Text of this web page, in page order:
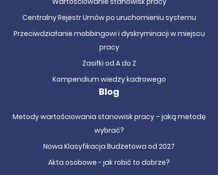
Centralny Rejestr Umów po uruchomieniu systemu
Przeciwdziałanie mobbingowi i dyskryminacji w miejscu
pracy
Zasiłki od A do Z
Kompendium wiedzy kadrowego
Blog
Metody wartościowania stanowisk pracy – jaką metodę
wybrać?
Nowa Klasyfikacja Budżetowa od 2027
Akta osobowe - jak robić to dobrze?